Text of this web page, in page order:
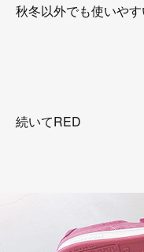
秋冬以外でも使いや
続いてRED